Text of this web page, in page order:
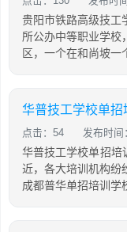
贵阳市铁路高级技工
所公办中等职业学校
区，一个在和尚坡一
华普技工学校单
点击：54 发布时间
华普技工学校单招培
近，各大培训机构纷
成都普华单招培训学